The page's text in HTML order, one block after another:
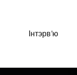
Інтэрв’ю